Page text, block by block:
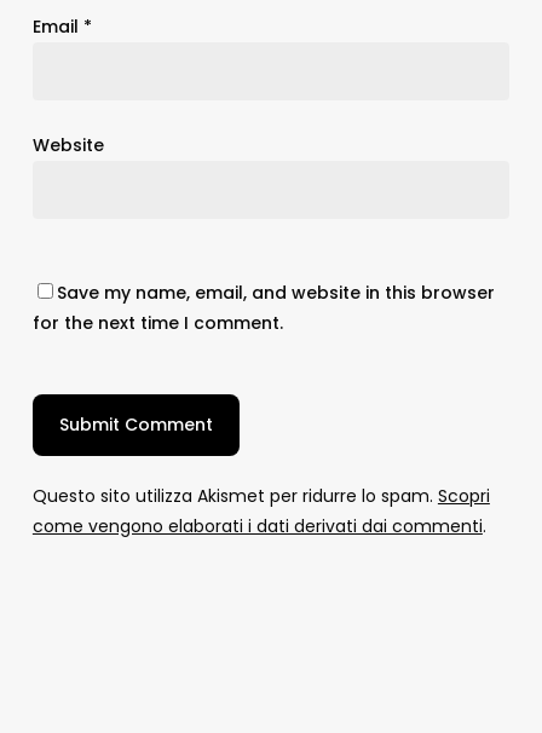
Email *
Website
Save my name, email, and website in this browser
for the next time I comment.
Questo sito utilizza Akismet per ridurre lo spam. Scopri
come vengono elaborati i dati derivati dai commenti.